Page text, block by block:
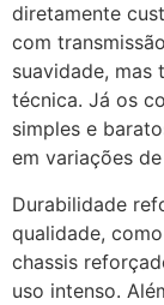
diretamente
com
suavidade, mas
técnica. Já os
simples e
em variações
Durabilidade
qualidade,
chassis
uso intenso.